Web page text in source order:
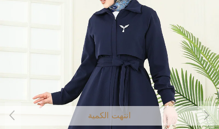
انتهت الكمية